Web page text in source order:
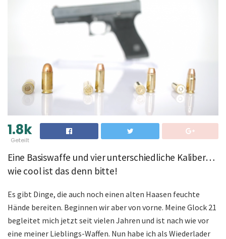
1.8k
Geteilt
Eine Basiswaffe und vier unterschiedliche Kaliber…
wie cool ist das denn bitte!
Es gibt Dinge, die auch noch einen alten Haasen feuchte
Hände bereiten. Beginnen wir aber von vorne. Meine Glock 21
begleitet mich jetzt seit vielen Jahren und ist nach wie vor
eine meiner Lieblings-Waffen. Nun habe ich als Wiederlader